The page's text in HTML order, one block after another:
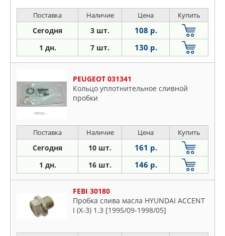
Поставка Наличие Цена Купить
Сегодня 3 шт. 108 р.
1 дн. 7 шт. 130 р.
PEUGEOT 031341
Кольцо уплотнительное сливной
пробки
Поставка Наличие Цена Купить
Сегодня 10 шт. 161 р.
1 дн. 16 шт. 146 р.
FEBI 30180
Пробка слива масла HYUNDAI ACCENT
I (X-3) 1.3 [1995/09-1998/05]